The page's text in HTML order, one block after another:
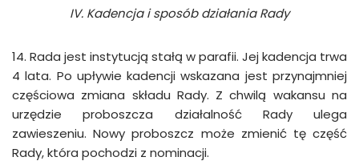
IV. Kadencja i sposób działania Rady
14. Rada jest instytucją stałą w parafii. Jej kadencja trwa
4 lata. Po upływie kadencji wskazana jest przynajmniej
częściowa zmiana składu Rady. Z chwilą wakansu na
urzędzie proboszcza działalność Rady ulega
zawieszeniu. Nowy proboszcz może zmienić tę część
Rady, która pochodzi z nominacji.